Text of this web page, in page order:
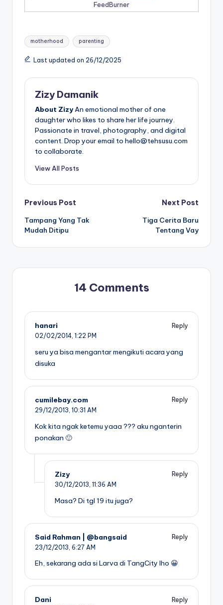
FeedBurner
Tags:
motherhood parenting
Last updated on 26/12/2025
Zizy Damanik
About Zizy An emotional mother of one
daughter who likes to share her life journey.
Passionate in travel, photography, and digital
content. Drop your email to hello@tehsusu.com
to collaborate.
View All Posts
Post
navigation
Previous Post
Tampang Yang Tak
Mudah Ditipu
Next Post
Tiga Cerita Baru
Tentang Vay
14 Comments
hanari
Reply
02/02/2014, 1:22 PM
seru ya bisa mengantar mengikuti acara yang
disuka
cumilebay.com
Reply
29/12/2013, 10:31 AM
Kok kita ngak ketemu yaaa ??? aku nganterin
ponakan 🙂
Zizy
Reply
30/12/2013, 11:36 AM
Masa? Di tgl 19 itu juga?
Said Rahman | @bangsaid
Reply
23/12/2013, 6:27 AM
Eh, sekarang ada si Larva di TangCity lho 😀
Dani
Reply